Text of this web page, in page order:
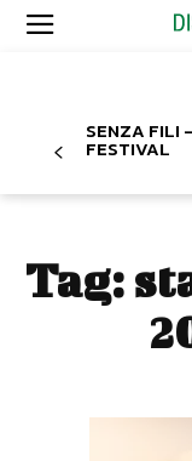
SENZA FILI
FESTIVAL
Tag: